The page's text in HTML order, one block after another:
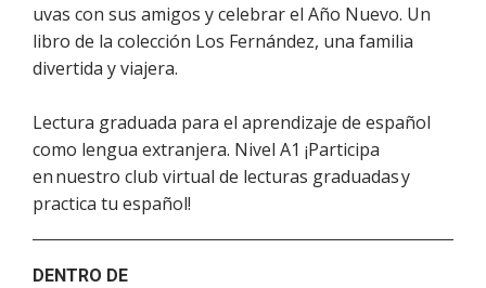
uvas con sus amigos y celebrar el Año Nuevo. Un
libro de la colección Los Fernández, una familia
divertida y viajera.
Lectura graduada para el aprendizaje de español
como lengua extranjera. Nivel A1 ¡Participa
en nuestro club virtual de lecturas graduadas y
practica tu español!
DENTRO DE